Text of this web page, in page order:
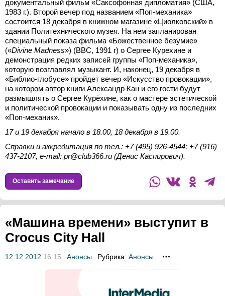
документальный фильм «Саксофонная дипломатия» (США,
1983 г.). Второй вечер под названием «Поп-механика»
состоится 18 декабря в книжном магазине «Циолковский» в
здании Политехнического музея. На нем запланирован
специальный показа фильма «Божественное безумие»
(«Divine Madness») (BBC, 1991 г) о Сергее Курехине и
демонстрация редких записей группы «Поп-механика»,
которую возглавлял музыкант. И, наконец, 19 декабря в
«Библио-глобусе» пройдет вечер «Искусство провокации»,
на котором автор книги Александр Кан и его гости будут
размышлять о Сергее Курёхине, как о мастере эстетической
и политической провокации и показывать одну из последних
«Поп-механик».
17 и 19 декабря начало в 18.00, 18 декабря в 19.00.
Справки и аккредитация по тел.: +7 (495) 926-4544; +7 (916)
437-2107, е-mail: pr@club366.ru (Денис Каспирович).
Оставить замечание
«Машина времени» выступит в
Crocus City Hall
12.12.2012 16:15 Анонсы Рубрика: Анонсы